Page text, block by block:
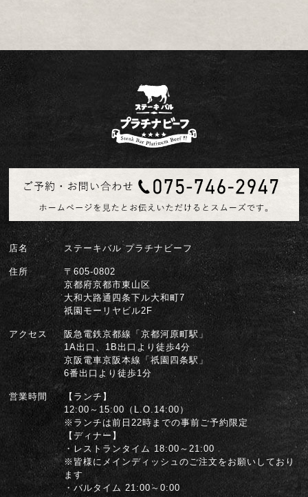
店名 ステーキバル プラチナビーフ
住所
〒605-0802
京都府京都市東山区
大和大路通四条下ル大和町7
祇園モーリヤビル2F
アクセス
阪急電鉄京都線「京都河原町駅」
1A出口、1B出口より徒歩4分
京阪電車京阪本線「祇園四条駅」
6番出口より徒歩1分
営業時間
【ランチ】
12:00～15:00（L.O.14:00）
※ランチは前日22時までの事前ご予約限定
【ディナー】
・レストランタイム 18:00～21:00
※皆様にメインディッシュのご注文をお願いしており
ます
・バルタイム 21:00～0:00